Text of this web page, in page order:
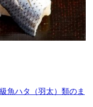
魚ハタ（羽太）類のま